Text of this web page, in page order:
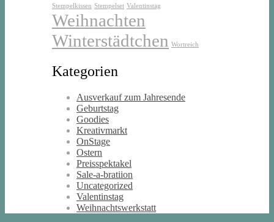
Stempelkissen Stempelset Valentinstag
Weihnachten
Winterstädtchen Wortreich
Kategorien
Ausverkauf zum Jahresende
Geburtstag
Goodies
Kreativmarkt
OnStage
Ostern
Preisspektakel
Sale-a-bratiion
Uncategorized
Valentinstag
Weihnachtswerkstatt